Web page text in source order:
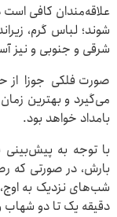
علاقه‌مندان کافی
شوند؛ لباس گرم،
شرقی و جنوبی و نیز
می‌گیرد و بهترین
بامداد خواهد بود.
با توجه به پیش‌بینی
بارش، در صورتی که
شب‌های نزدیک به
دقیقه یک تا دو